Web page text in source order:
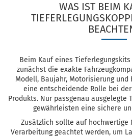
WAS IST BEIM
Beim Kauf eines
zunächst die exakte
Modell, Baujahr, Motorisierung und
eine entscheidende Rolle bei
Produkts. Nur passgenau ausgelegte
gewährleisten eine sichere
Zusätzlich sollte auf hochwertige
Verarbeitung geachtet werden, um